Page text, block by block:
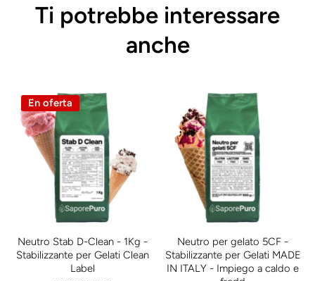
Ti potrebbe interessare
anche
En oferta
Neutro Stab D-Clean - 1Kg -
Stabilizzante per Gelati Clean
Label
Neutro per gelato 5CF -
Stabilizzante per Gelati MADE
IN ITALY - Impiego a caldo e